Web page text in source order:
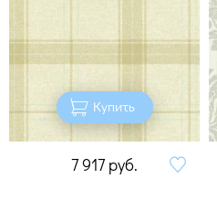
Купить
7 917 руб.